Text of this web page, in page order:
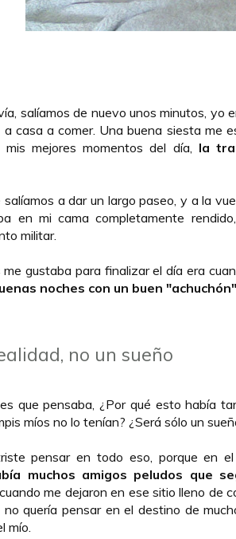
salíamos de nuevo unos minutos, yo
casa a comer. Una buena siesta me
mejores momentos del día, la
a dar un largo paseo, y a la
en mi cama completamente
militar.
me gustaba para finalizar el día era
noches con un buen "achuchón"
no un sueño
que pensaba, ¿Por qué esto había
míos no lo tenían? ¿Será sólo un
pensar en todo eso, porque en
muchos amigos peludos que
me dejaron en ese sitio lleno de
no quería pensar en el destino de
mío.